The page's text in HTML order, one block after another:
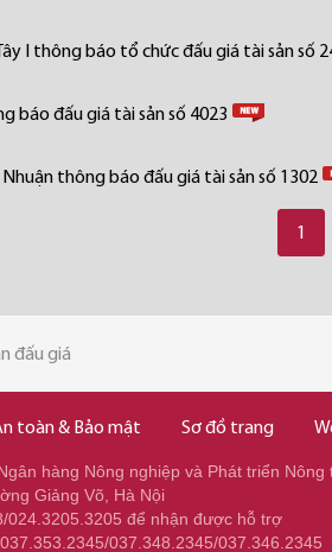
I thông báo tổ chức đấu giá tài sản số
báo đấu giá tài sản số 4023
thông báo đấu giá tài sản số 1302
1
đấu giá
toàn & Bảo mật Sơ đồ trang
hàng Nông nghiệp và Phát triển Nông
Giảng Võ, Hà Nội
024.3205.3205 để nhận được hỗ trợ
037.348.2345/037.346.2345